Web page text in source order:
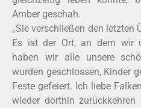
Amber geschah.
„Sie verschließen den letzten
Es ist der Ort, an dem wir
haben wir alle unsere
wurden geschlossen, Kinder
Feste gefeiert. Ich liebe
wieder dorthin